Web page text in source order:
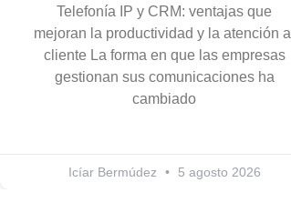
Telefonía IP y CRM: ventajas que
mejoran la productividad y la atención al
cliente La forma en que las empresas
gestionan sus comunicaciones ha
cambiado
Icíar Bermúdez 5 agosto 2026